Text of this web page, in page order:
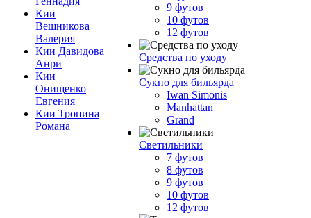
Кии
Вешникова
Валерия
Кии Давидова
Анри
Кии
Онищенко
Евгения
Кии Тропина
Романа
9 футов
10 футов
12 футов
Средства по уходу
Сукно для бильярда
Iwan Simonis
Manhattan
Grand
Светильники
7 футов
8 футов
9 футов
10 футов
12 футов